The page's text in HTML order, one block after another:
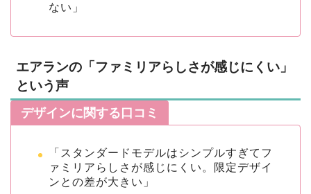
ない」
エアランの「ファミリアらしさが感じにくい」
という声
デザインに関する口コミ
「スタンダードモデルはシンプルすぎてフ
ァミリアらしさが感じにくい。限定デザイ
ンとの差が大きい」